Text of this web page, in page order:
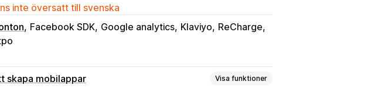
inte översatt till svenska
Facebook SDK Google analytics Klaviyo ReCharge
skapa mobilappar Visa funktioner